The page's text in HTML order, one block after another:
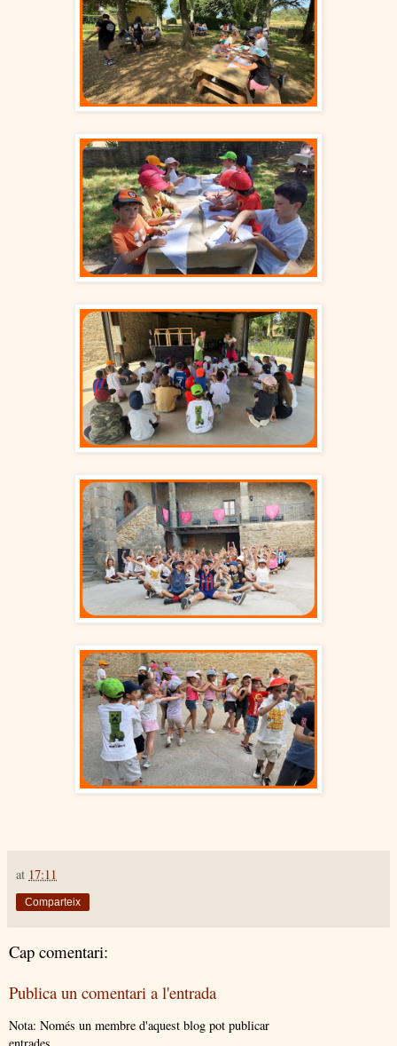
at 17:11
Comparteix
Cap comentari:
Publica un comentari a l'entrada
Nota: Només un membre d'aquest blog pot publicar
entrades.